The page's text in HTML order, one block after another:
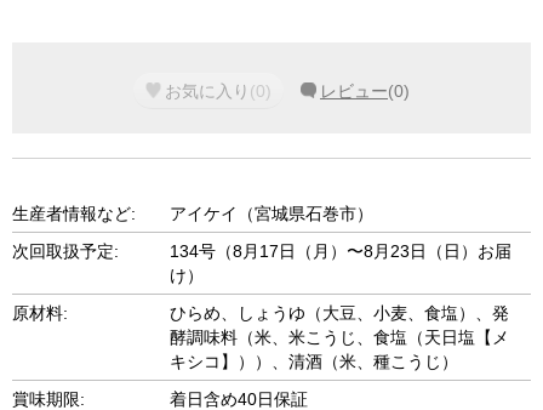
お気に入り (0) レビュー(0)
生産者情報など:
アイケイ（宮城県石巻市）
次回取扱予定:
134号（8月17日（月）〜8月23日（日）お届
け）
原材料:
ひらめ、しょうゆ（大豆、小麦、食塩）、発
酵調味料（米、米こうじ、食塩（天日塩【メ
キシコ】））、清酒（米、種こうじ）
賞味期限:
着日含め40日保証